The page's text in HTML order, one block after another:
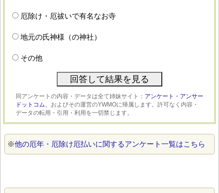
厄除け・厄祓いで有名なお寺
地元の氏神様（の神社）
その他
同アンケートの内容・データは全て姉妹サイト： アンケート・アンサー
ドットコム、 およびその運営のYWMOに帰属します。許可なく内容・
データの転用・引用・利用を一切禁じます。
※他の厄年・厄除け厄払いに関するアンケート一覧はこちら